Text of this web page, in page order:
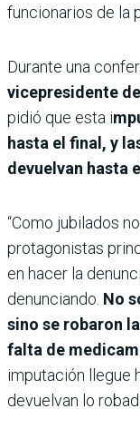
funcionarios de la
Durante una
vicepresidente
pidió que esta i
hasta el final, y
devuelvan hasta
“Como jubilados
protagonistas
en hacer la
denunciando. No
sino se robaron
falta de
imputación llegue
devuelvan lo